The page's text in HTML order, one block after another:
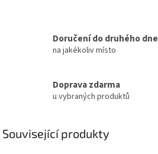
Doručení do druhého dne
na jakékoliv místo
Doprava zdarma
u vybraných produktů
Související produkty